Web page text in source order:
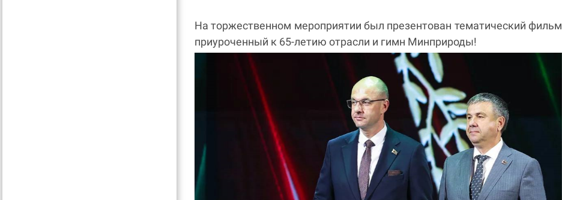
На торжественном мероприятии был презентован тематический фильм
приуроченный к 65-летию отрасли и гимн Минприроды!